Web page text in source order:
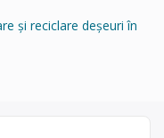
și reciclare deșeuri în